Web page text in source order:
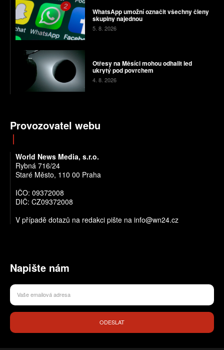
WhatsApp umožní označit všechny členy
skupiny najednou
5. 8. 2026
Otřesy na Měsíci mohou odhalit led
ukrytý pod povrchem
4. 8. 2026
Provozovatel webu
World News Media, s.r.o.
Rybná 716/24
Staré Město, 110 00 Praha
IČO: 09372008
DIČ: CZ09372008
V případě dotazů na redakci pište na info@wn24.cz
Napište nám
ODESLAT